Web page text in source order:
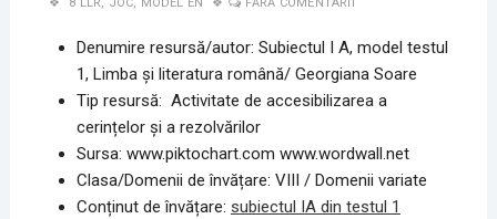
8 LLR, JOC, MODEL EN FĂRĂ COMENTARII
Denumire resursă/autor: Subiectul I A, model testul
1, Limba și literatura română/ Georgiana Soare
Tip resursă: Activitate de accesibilizarea a
cerințelor și a rezolvărilor
Sursa: www.piktochart.com www.wordwall.net
Clasa/Domenii de învățare: VIII / Domenii variate
Conținut de învățare: subiectul IA din testul 1